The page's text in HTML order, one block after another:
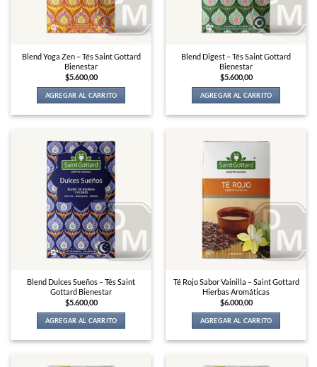
Blend Yoga Zen – Tés Saint Gottard
Bienestar
$5.600,00
AGREGAR AL CARRITO
Blend Digest – Tés Saint Gottard
Bienestar
$5.600,00
AGREGAR AL CARRITO
Blend Dulces Sueños – Tés Saint
Gottard Bienestar
$5.600,00
AGREGAR AL CARRITO
Té Rojo Sabor Vainilla – Saint Gottard
Hierbas Aromáticas
$6.000,00
AGREGAR AL CARRITO